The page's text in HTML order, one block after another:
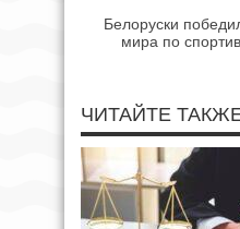
Белоруски
мира по
ЧИТАЙТЕ